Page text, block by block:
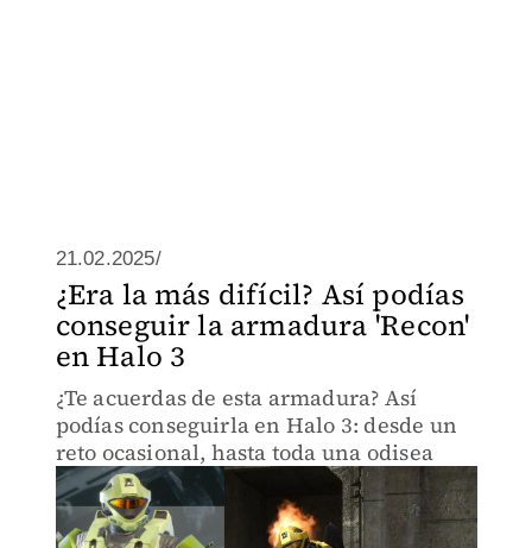
21.02.2025/
¿Era la más difícil? Así podías
conseguir la armadura 'Recon'
en Halo 3
¿Te acuerdas de esta armadura? Así
podías conseguirla en Halo 3: desde un
reto ocasional, hasta toda una odisea